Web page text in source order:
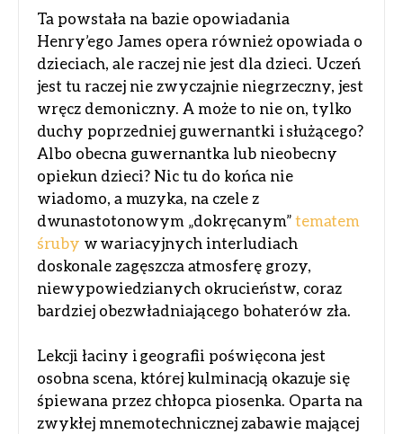
Ta powstała na bazie opowiadania
Henry’ego James opera również opowiada o
dzieciach, ale raczej nie jest dla dzieci. Uczeń
jest tu raczej nie zwyczajnie niegrzeczny, jest
wręcz demoniczny. A może to nie on, tylko
duchy poprzedniej guwernantki i służącego?
Albo obecna guwernantka lub nieobecny
opiekun dzieci? Nic tu do końca nie
wiadomo, a muzyka, na czele z
dwunastotonowym „dokręcanym”tematem
śruby w wariacyjnych interludiach
doskonale zagęszcza atmosferę grozy,
niewypowiedzianych okrucieństw, coraz
bardziej obezwładniającego bohaterów zła.
Lekcji łaciny i geografii poświęcona jest
osobna scena, której kulminacją okazuje się
śpiewana przez chłopca piosenka. Oparta na
zwykłej mnemotechnicznej zabawie mającej